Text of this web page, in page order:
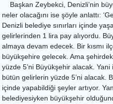
Başkan Zeybekci, Denizli’nin
neler olacağını ise şöyle anlattı:
Denizli belediye sınırları içinde
gelirlerinden 1 lira pay alıyordu.
almaya devam edecek. Bir kısmı
büyükşehire gelecek. Ama
yüzde 5’ni Büyükşehir alacak.
bütün gelirlerin yüzde 5’ni alacak.
içinde yapabildiği şeyler artıyor.
belediyesiyken büyükşehir